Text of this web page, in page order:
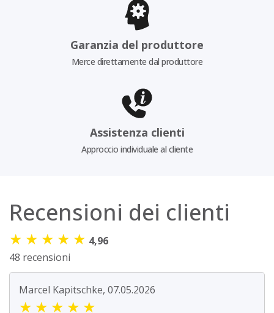
Garanzia del produttore
Merce direttamente dal produttore
Assistenza clienti
Approccio individuale al cliente
Recensioni dei clienti
★ ★ ★ ★ ★ 4,96
48 recensioni
Marcel Kapitschke, 07.05.2026
★ ★ ★ ★ ★